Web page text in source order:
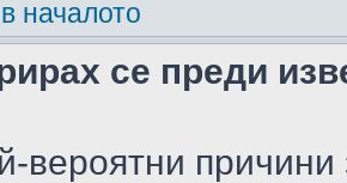
началото
се преди
вероятни